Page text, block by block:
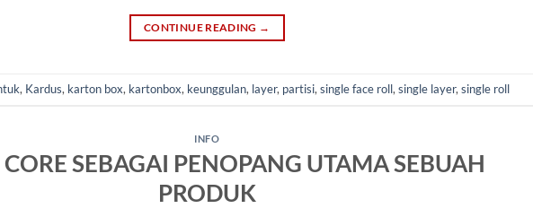
CONTINUE READING →
, Kardus, karton box, kartonbox, keunggulan, layer, partisi,single face roll,single layer,single roll
INFO
CORE SEBAGAI PENOPANG UTAMA SEBUAH
PRODUK